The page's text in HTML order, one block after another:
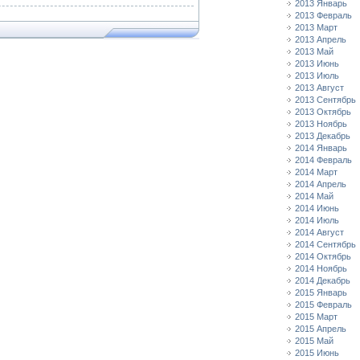
2013 Январь
2013 Февраль
2013 Март
2013 Апрель
2013 Май
2013 Июнь
2013 Июль
2013 Август
2013 Сентябрь
2013 Октябрь
2013 Ноябрь
2013 Декабрь
2014 Январь
2014 Февраль
2014 Март
2014 Апрель
2014 Май
2014 Июнь
2014 Июль
2014 Август
2014 Сентябрь
2014 Октябрь
2014 Ноябрь
2014 Декабрь
2015 Январь
2015 Февраль
2015 Март
2015 Апрель
2015 Май
2015 Июнь